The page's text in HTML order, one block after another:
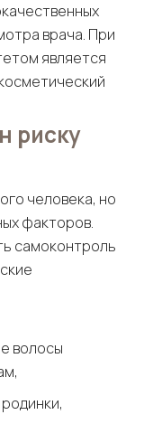
врача. При
является
риску
человека, но
факторов.
самоконтроль
волосы